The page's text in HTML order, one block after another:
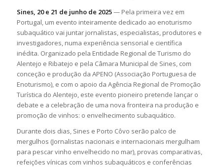
Sines, 20 e 21 de junho de 2025— Pela primeira vez em
Portugal, um evento inteiramente dedicado ao enoturismo
subaquático vai juntar jornalistas, especialistas, produtores e
investigadores, numa experiência sensorial e científica
inédita. Organizado pela Entidade Regional de Turismo do
Alentejo e Ribatejo e pela Câmara Municipal de Sines, com
conceção e produção da APENO (Associação Portuguesa de
Enoturismo), e com o apoio da Agência Regional de Promoção
Turística do Alentejo, este evento pioneiro pretende lançar o
debate e a celebração de uma nova fronteira na produção e
promoção de vinhos: o envelhecimento subaquático.
Durante dois dias, Sines e Porto Côvo serão palco de
mergulhos (Jornalistas nacionais e internacionais mergulham
para pescar vinho envelhecido no mar), provas comparativas,
refeições vínicas com vinhos subaquáticos e conferências